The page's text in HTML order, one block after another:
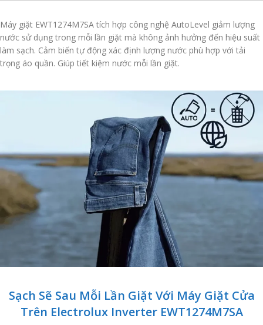
Máy giặt EWT1274M7SA tích hợp công nghệ AutoLevel giảm lượng
nước sử dụng trong mỗi lần giặt mà không ảnh hưởng đến hiệu suất
làm sạch. Cảm biến tự động xác định lượng nước phù hợp với tải
trọng áo quần. Giúp tiết kiệm nước mỗi lần giặt.
Sạch Sẽ Sau Mỗi Lần Giặt Với Máy Giặt Cửa
Trên Electrolux Inverter EWT1274M7SA